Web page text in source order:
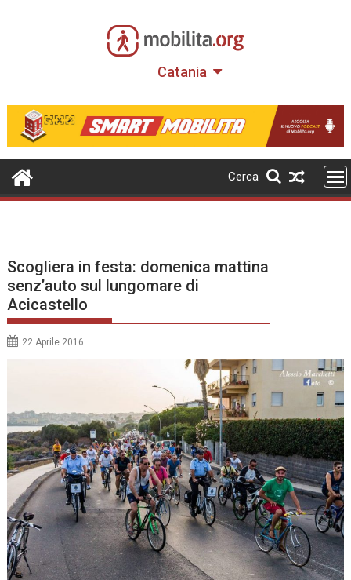
Catania
Cerca
Scogliera in festa: domenica mattina
senz’auto sul lungomare di
Acicastello
22 Aprile 2016